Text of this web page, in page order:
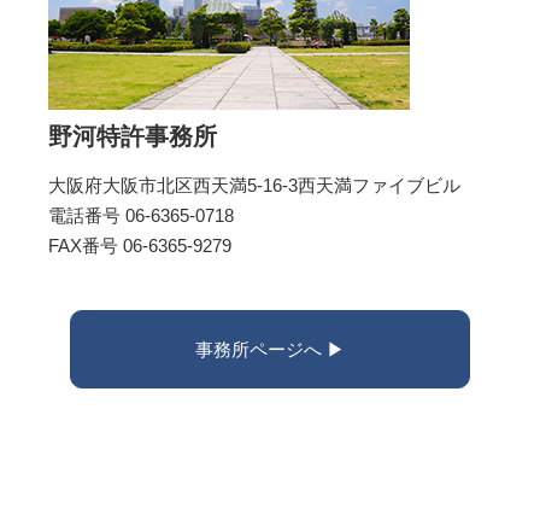
野河特許事務所
大阪府大阪市北区西天満5-16-3西天満ファイブビル
電話番号 06-6365-0718
FAX番号 06-6365-9279
事務所ページへ ▶︎